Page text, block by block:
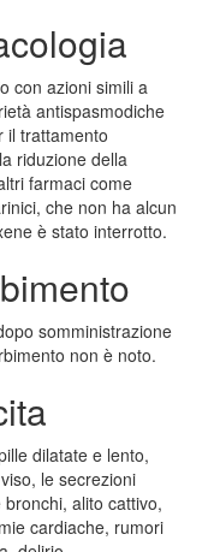
con azioni simili a
antispasmodiche
il trattamento
riduzione della
farmaci come
che non ha alcun
è stato interrotto.
somministrazione
non è noto.
dilatate e lento,
le secrezioni
alito cattivo,
cardiache, rumori